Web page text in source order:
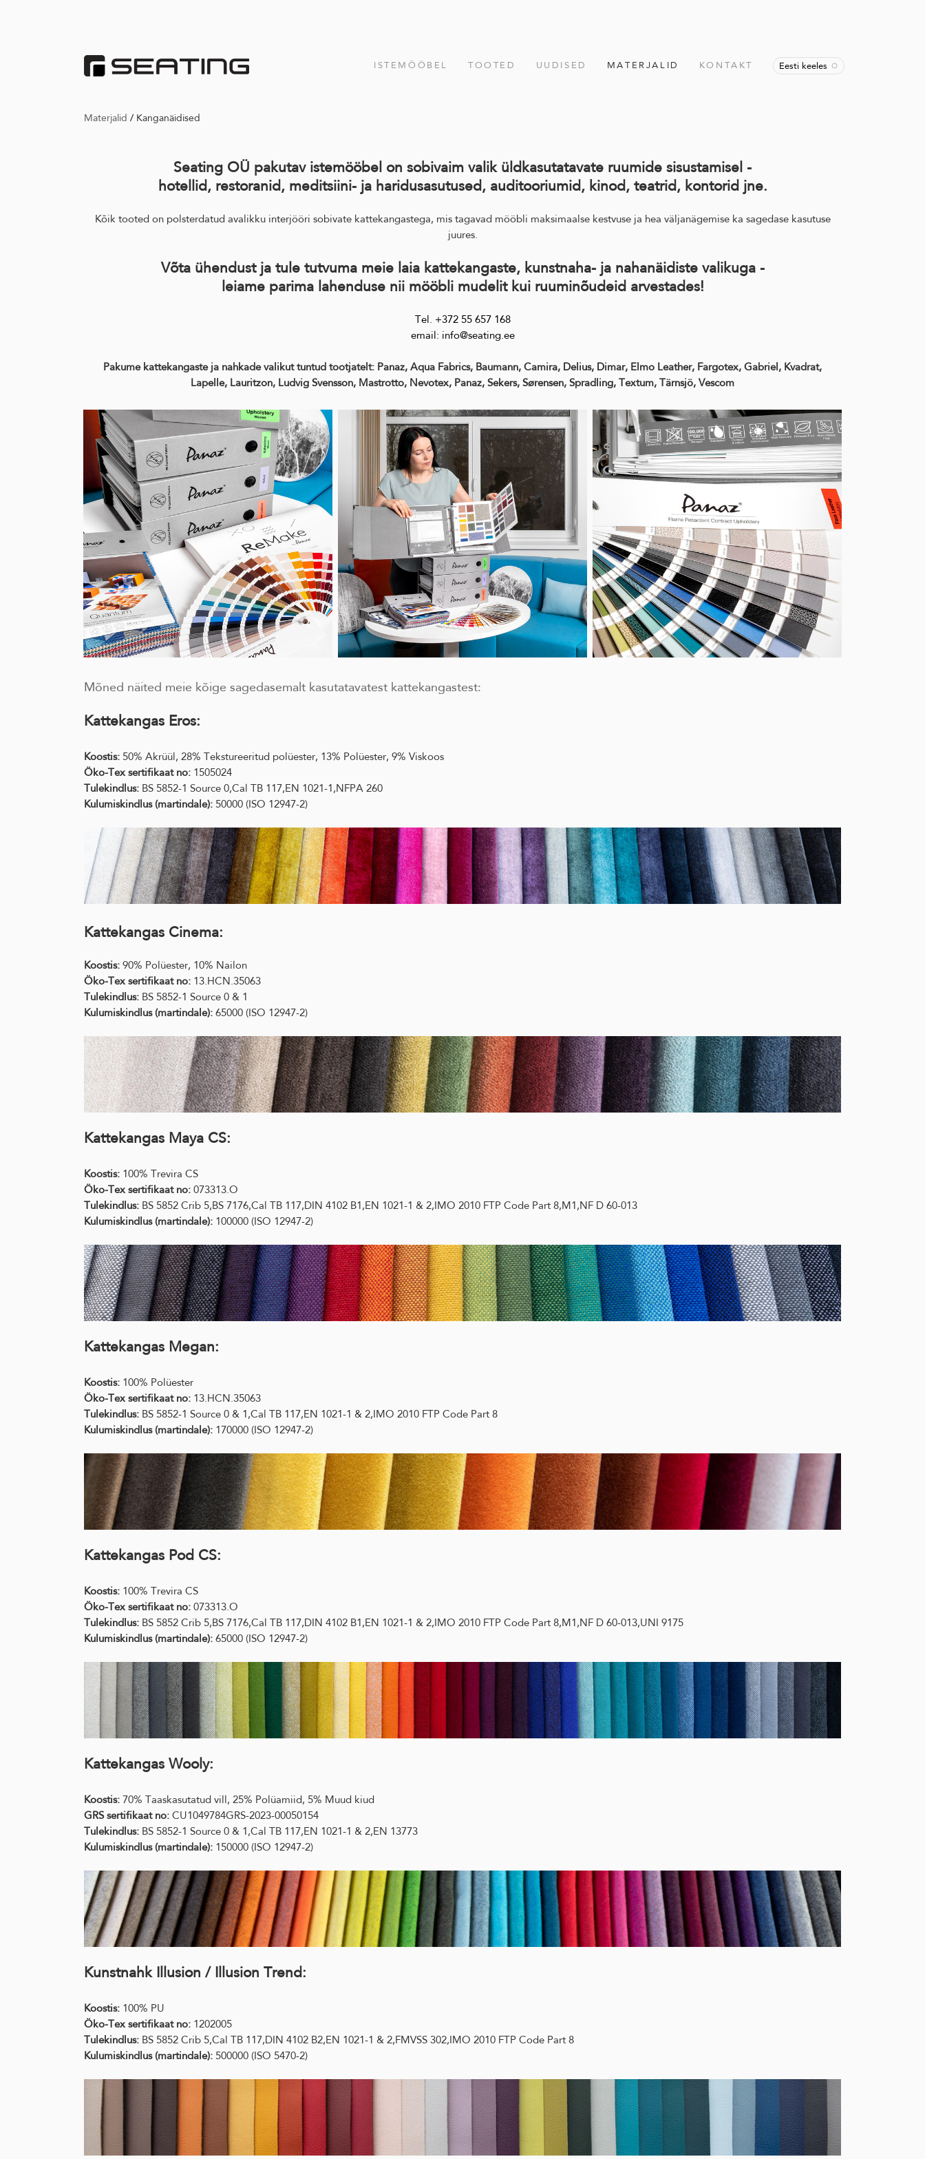
ISTEMÖÖBEL TOOTED UUDISED MATERJALID KONTAKT Eesti keeles
Materjalid / Kanganäidised
Seating OÜ pakutav istemööbel on sobivaim valik üldkasutatavate ruumide sisustamisel -
hotellid, restoranid, meditsiini- ja haridusasutused, auditooriumid, kinod, teatrid, kontorid jne.
Kõik tooted on polsterdatud avalikku interjööri sobivate kattekangastega, mis tagavad mööbli maksimaalse kestvuse ja hea väljanägemise ka sagedase kasutuse
juures.
Võta ühendust ja tule tutvuma meie laia kattekangaste, kunstnaha- ja nahanäidiste valikuga -
leiame parima lahenduse nii mööbli mudelit kui ruuminõudeid arvestades!
Tel. +372 55 657 168
email: info@seating.ee
Pakume kattekangaste ja nahkade valikut tuntud tootjatelt: Panaz, Aqua Fabrics, Baumann, Camira, Delius, Dimar, Elmo Leather, Fargotex, Gabriel, Kvadrat,
Lapelle, Lauritzon, Ludvig Svensson, Mastrotto, Nevotex, Panaz, Sekers, Sørensen, Spradling, Textum, Tärnsjö, Vescom
Mõned näited meie kõige sagedasemalt kasutatavatest kattekangastest:
Kattekangas Eros:
Koostis: 50% Akrüül, 28% Tekstureeritud polüester, 13% Polüester, 9% Viskoos
Öko-Tex sertifikaat no: 1505024
Tulekindlus: BS 5852-1 Source 0,Cal TB 117,EN 1021-1,NFPA 260
Kulumiskindlus (martindale): 50000 (ISO 12947-2)
Kattekangas Cinema:
Koostis: 90% Polüester, 10% Nailon
Öko-Tex sertifikaat no: 13.HCN.35063
Tulekindlus: BS 5852-1 Source 0 & 1
Kulumiskindlus (martindale): 65000 (ISO 12947-2)
Kattekangas Maya CS:
Koostis: 100% Trevira CS
Öko-Tex sertifikaat no: 073313.O
Tulekindlus: BS 5852 Crib 5,BS 7176,Cal TB 117,DIN 4102 B1,EN 1021-1 & 2,IMO 2010 FTP Code Part 8,M1,NF D 60-013
Kulumiskindlus (martindale): 100000 (ISO 12947-2)
Kattekangas Megan:
Koostis: 100% Polüester
Öko-Tex sertifikaat no: 13.HCN.35063
Tulekindlus: BS 5852-1 Source 0 & 1,Cal TB 117,EN 1021-1 & 2,IMO 2010 FTP Code Part 8
Kulumiskindlus (martindale): 170000 (ISO 12947-2)
Kattekangas Pod CS:
Koostis: 100% Trevira CS
Öko-Tex sertifikaat no: 073313.O
Tulekindlus: BS 5852 Crib 5,BS 7176,Cal TB 117,DIN 4102 B1,EN 1021-1 & 2,IMO 2010 FTP Code Part 8,M1,NF D 60-013,UNI 9175
Kulumiskindlus (martindale): 65000 (ISO 12947-2)
Kattekangas Wooly:
Koostis: 70% Taaskasutatud vill, 25% Polüamiid, 5% Muud kiud
GRS sertifikaat no: CU1049784GRS-2023-00050154
Tulekindlus: BS 5852-1 Source 0 & 1,Cal TB 117,EN 1021-1 & 2,EN 13773
Kulumiskindlus (martindale): 150000 (ISO 12947-2)
Kunstnahk Illusion / Illusion Trend:
Koostis: 100% PU
Öko-Tex sertifikaat no: 1202005
Tulekindlus: BS 5852 Crib 5,Cal TB 117,DIN 4102 B2,EN 1021-1 & 2,FMVSS 302,IMO 2010 FTP Code Part 8
Kulumiskindlus (martindale): 500000 (ISO 5470-2)